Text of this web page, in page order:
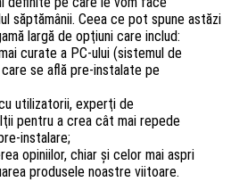
săptămânii. Ceea ce pot spune astăzi
largă de opţiuni care includ:
curate a PC-ului (sistemul de
se află pre-instalate pe
utilizatorii, experţi de
pentru a crea cât mai repede
instalare;
opiniilor, chiar şi celor mai aspri
produsele noastre viitoare.